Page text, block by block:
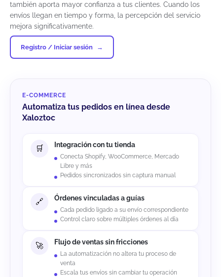
también aporta mayor confianza a tus clientes. Cuando los
envíos llegan en tiempo y forma, la percepción del servicio
mejora significativamente.
Registro / Iniciar sesión
E-COMMERCE
Automatiza tus pedidos en línea desde
Xaloztoc
Integración con tu tienda
Conecta Shopify, WooCommerce, Mercado
Libre y más
Pedidos sincronizados sin captura manual
Órdenes vinculadas a guías
Cada pedido ligado a su envío correspondiente
Control claro sobre múltiples órdenes al día
Flujo de ventas sin fricciones
La automatización no altera tu proceso de
venta
Escala tus envíos sin cambiar tu operación